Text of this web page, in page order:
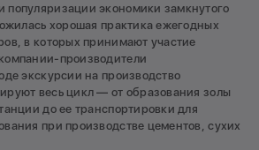
популяризации экономики замкнутого
хорошая практика ежегодных
в которых принимают участие
производители
экскурсии на производство
весь цикл — от образования золы
до ее транспортировки для
при производстве цементов, сухих